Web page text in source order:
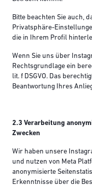
Bitte beachten Sie auch,
Privatsphäre-
die in Ihrem Profil
Wenn Sie uns über
Rechtsgrundlage ein
lit. f DSGVO. Das
Beantwortung Ihres
2.3 Verarbeitung
Zwecken
Wir haben unsere
und nutzen von Meta
anonymisierte
Erkenntnisse über die